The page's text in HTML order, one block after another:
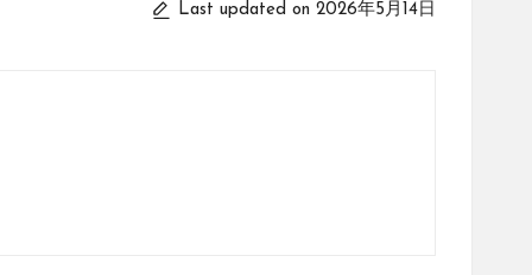
Last updated on 2026年5月14日